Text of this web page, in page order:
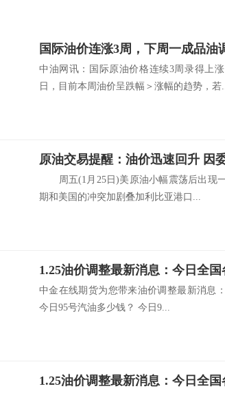
国际油价连涨3周，下周一成品油
中油网讯：国际原油价格连续3周录得上
日，目前本周油价呈跌幅＞涨幅的趋势，若
周五(1月25日)美原油小幅震荡后出现
期和美国的冲突加剧叠加利比亚港口...
中金在线期货为您带来油价调整最新消息
今日95号汽油多少钱？ 今日9...